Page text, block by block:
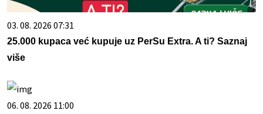
03. 08. 2026 07:31
25.000 kupaca već kupuje uz PerSu Extra. A ti? Saznaj
više
06. 08. 2026 11:00